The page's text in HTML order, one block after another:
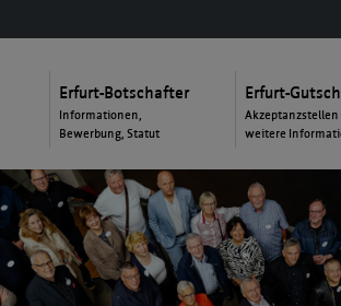
Erfurt-Botschafter
Informationen,
Bewerbung, Statut
Erfurt-
Akzeptanzstellen
weitere